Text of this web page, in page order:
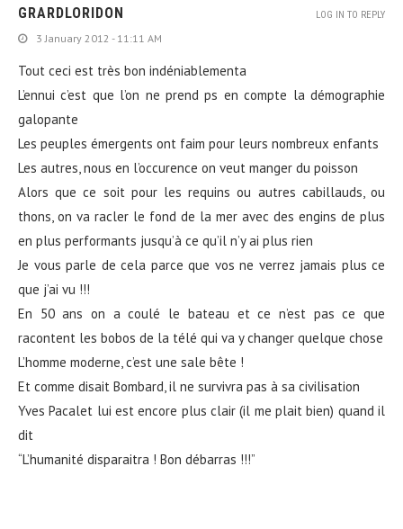
GRARDLORIDON
3 January 2012 - 11:11 AM
Tout ceci est très bon indéniablementa
L’ennui c’est que l’on ne prend ps en compte la démographie
galopante
Les peuples émergents ont faim pour leurs nombreux enfants
Les autres, nous en l’occurence on veut manger du poisson
Alors que ce soit pour les requins ou autres cabillauds, ou
thons, on va racler le fond de la mer avec des engins de plus
en plus performants jusqu’à ce qu’il n’y ai plus rien
Je vous parle de cela parce que vos ne verrez jamais plus ce
que j’ai vu !!!
En 50 ans on a coulé le bateau et ce n’est pas ce que
racontent les bobos de la télé qui va y changer quelque chose
L’homme moderne, c’est une sale bête !
Et comme disait Bombard, il ne survivra pas à sa civilisation
Yves Pacalet lui est encore plus clair (il me plait bien) quand il
dit
“L’humanité disparaitra ! Bon débarras !!!”
LOG IN TO REPLY